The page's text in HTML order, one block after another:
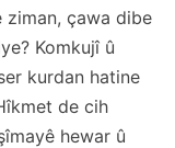
ziman, çawa dibe
Komkujî û
kurdan hatine
de cih
hewar û